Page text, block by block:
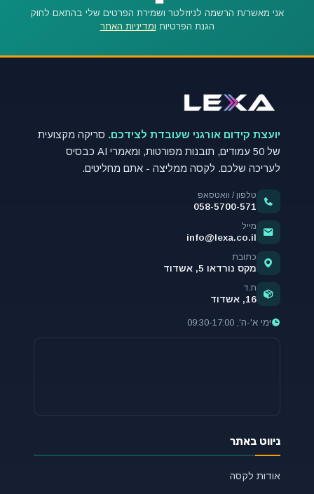
אני מאשר/ת הרשמה לניוזלטר ושמירת הפרטים שלי בהתאם לחוק
הגנת הפרטיות ומדיניות האתר
יועצת קידום אורגני שעובדת לצידכם. סריקה מקצועית
של 50 עמודים, תובנות מפורטות, ומאמרי AI כבסיס
לעריכה שלכם. לקסה ממליצה - אתם מחליטים.
טלפון / וואטסאפ
058-5700-571
מייל
info@lexa.co.il
כתובת
מקס נורדאו 5, אשדוד
ת.ד
16, אשדוד
ימי א'-ה', 09:30-17:00
ניווט באתר
אודות לקסה